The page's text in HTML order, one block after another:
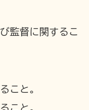
監督に関するこ
こと。
こと。